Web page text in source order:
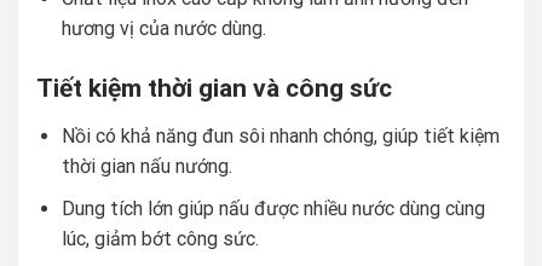
hương vị của nước dùng.
Tiết kiệm thời gian và công sức
Nồi có khả năng đun sôi nhanh chóng, giúp tiết kiệm
thời gian nấu nướng.
Dung tích lớn giúp nấu được nhiều nước dùng cùng
lúc, giảm bớt công sức.